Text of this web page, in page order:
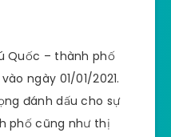
Quốc – thành phố
ngày 01/01/2021.
đánh dấu cho sự
phố cũng như thị